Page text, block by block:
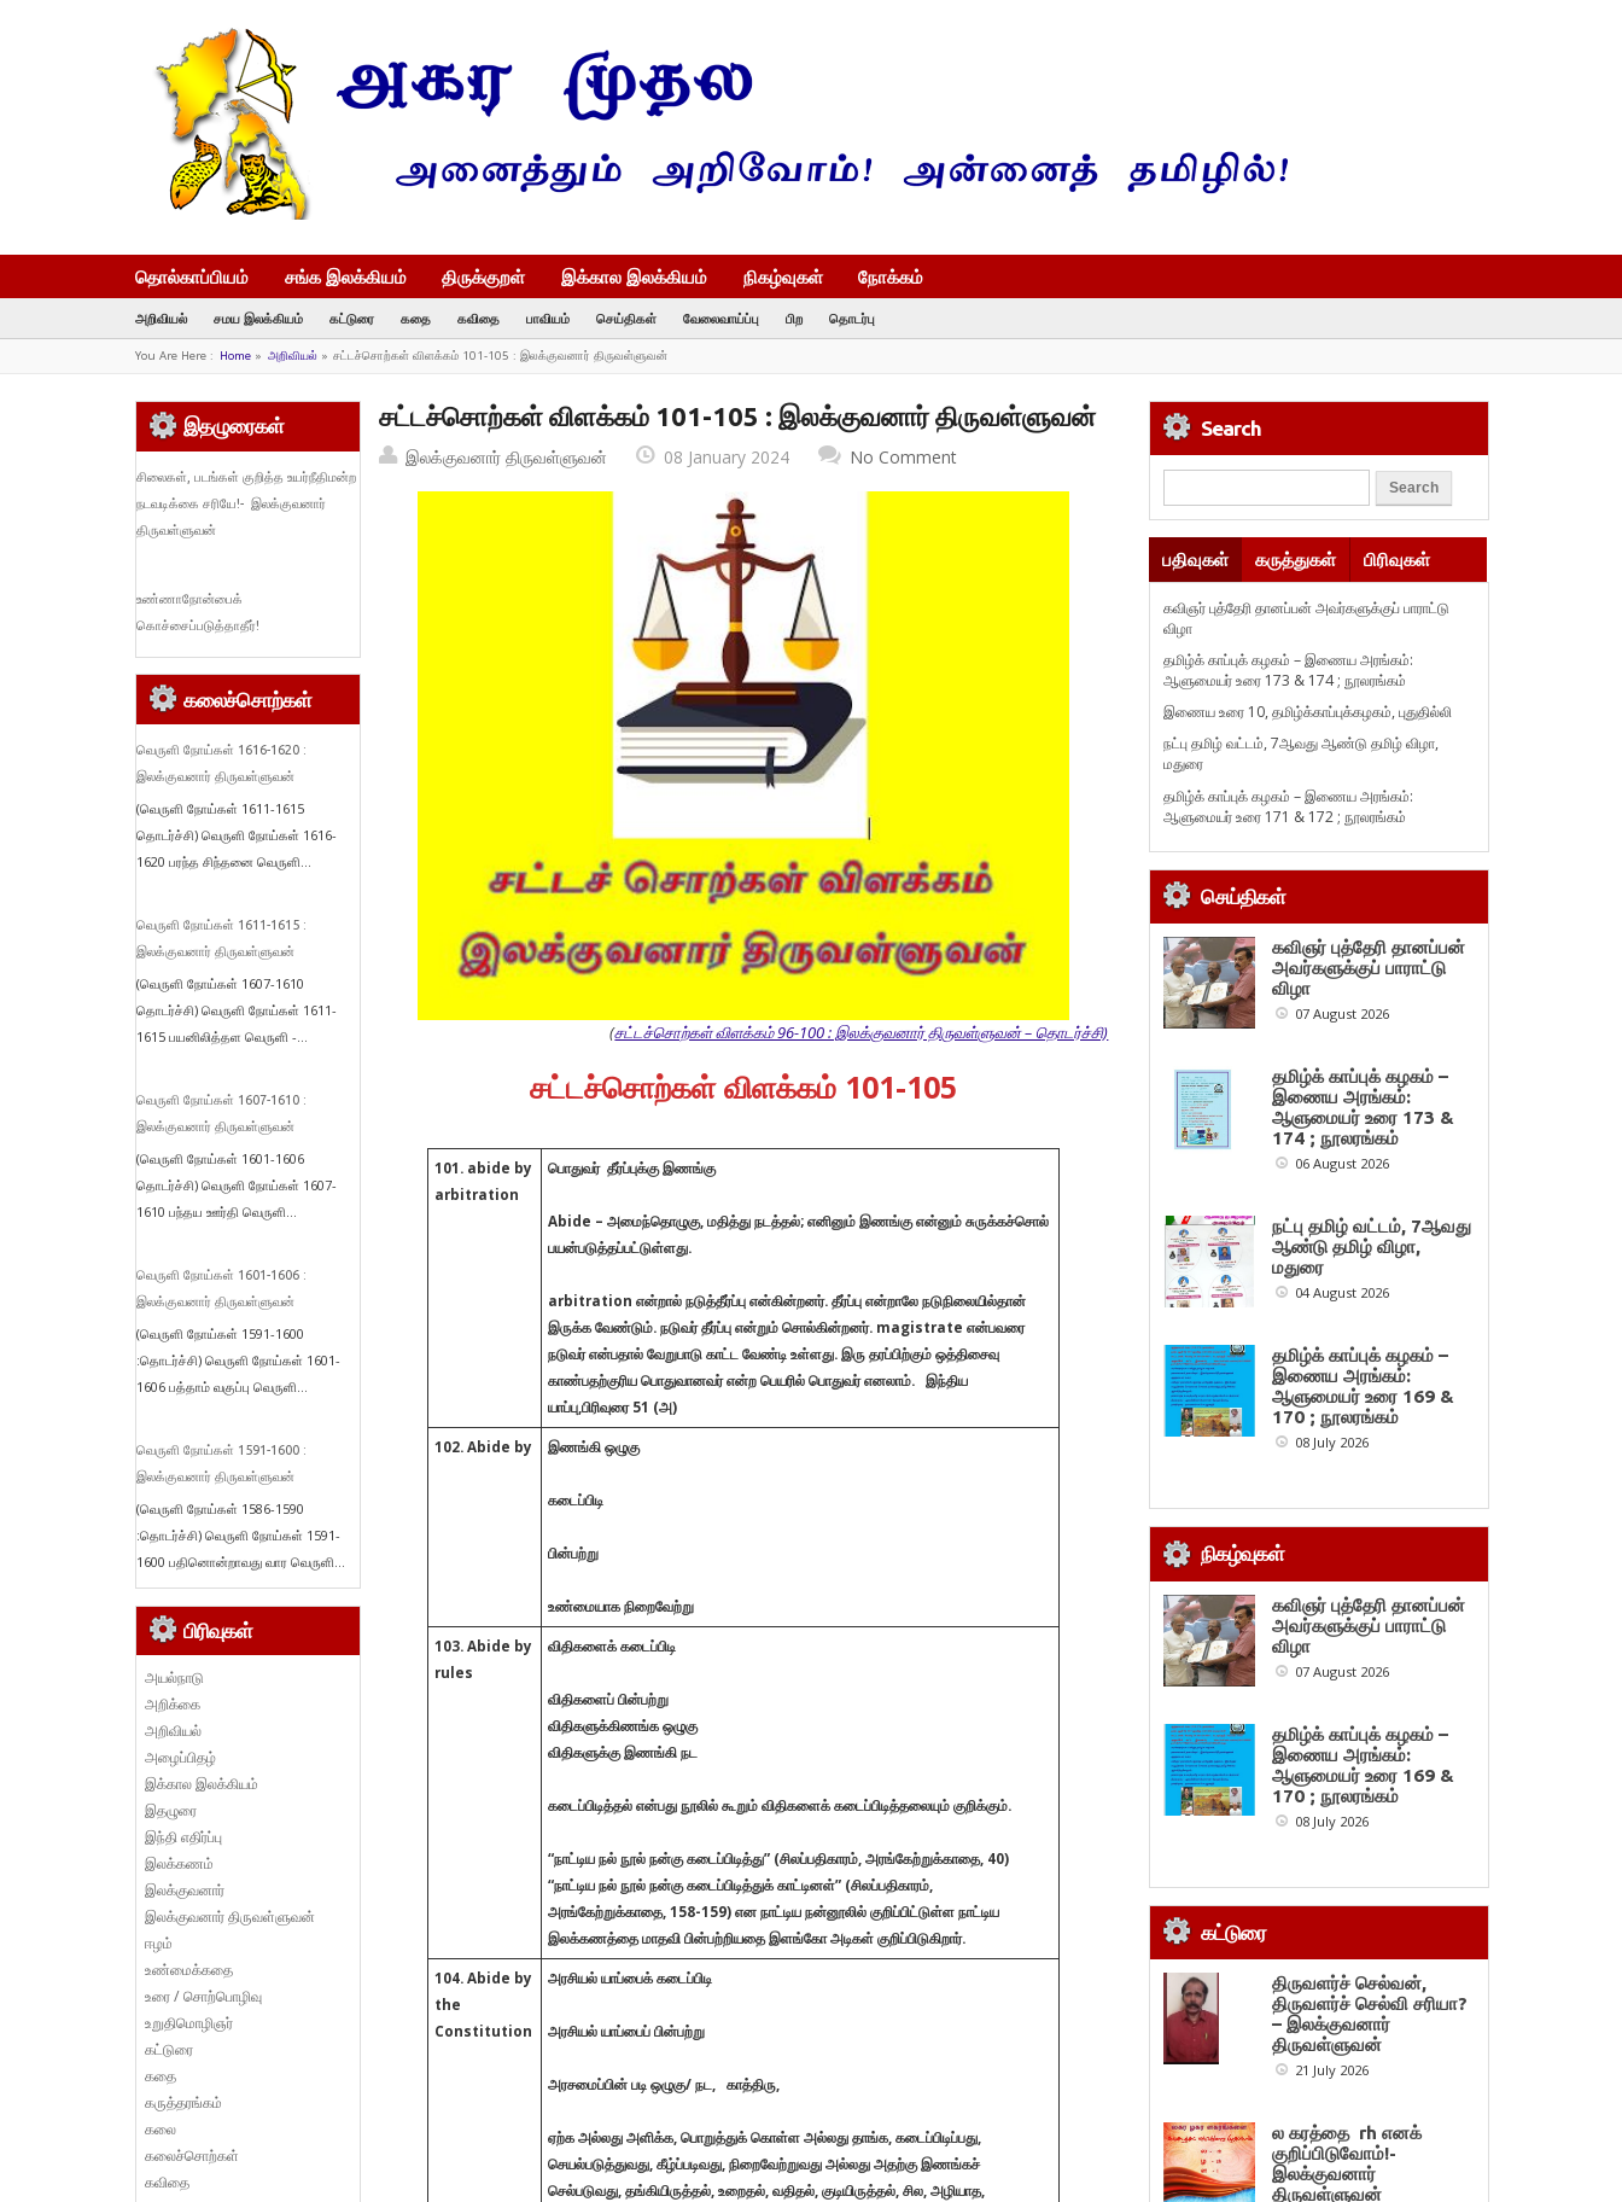
தொல்காப்பியம் சங்க இலக்கியம் திருக்குறள் இக்கால இலக்கியம் நிகழ்வுகள் நோக்கம்
அறிவியல் சமய இலக்கியம் கட்டுரை கதை கவிதை பாவியம் செய்திகள் வேலைவாய்ப்பு பிற தொடர்பு
You Are Here : Home» அறிவியல்» சட்டச்சொற்கள் விளக்கம் 101-105 : இலக்குவனார் திருவள்ளுவன்
சட்டச்சொற்கள் விளக்கம் 101-105 : இலக்குவனார் திருவள்ளுவன்
இலக்குவனார் திருவள்ளுவன் 08 January 2024 No Comment
(சட்டச்சொற்கள் விளக்கம் 96-100 : இலக்குவனார் திருவள்ளுவன் – தொடர்ச்சி)
சட்டச்சொற்கள் விளக்கம் 101-105
101. abide by
arbitration
பொதுவர் தீர்ப்புக்கு இணங்கு
Abide – அமைந்தொழுகு, மதித்து நடத்தல்; எனினும் இணங்கு என்னும் சுருக்கச்சொல்
பயன்படுத்தப்பட்டுள்ளது.
arbitration என்றால் நடுத்தீர்ப்பு என்கின்றனர். தீர்ப்பு என்றாலே நடுநிலையில்தான்
இருக்க வேண்டும். நடுவர் தீர்ப்பு என்றும் சொல்கின்றனர். magistrate என்பவரை
நடுவர் என்பதால் வேறுபாடு காட்ட வேண்டி உள்ளது. இரு தரப்பிற்கும் ஒத்திசைவு
காண்பதற்குரிய பொதுவானவர் என்ற பெயரில் பொதுவர் எனலாம். இந்திய
யாப்பு,பிரிவுரை 51 (அ)
102. Abide by இணங்கி ஒழுகு
கடைப்பிடி
பின்பற்று
உண்மையாக நிறைவேற்று
103. Abide by
rules
விதிகளைக் கடைப்பிடி
விதிகளைப் பின்பற்று
விதிகளுக்கிணங்க ஒழுகு
விதிகளுக்கு இணங்கி நட
கடைப்பிடித்தல் என்பது நூலில் கூறும் விதிகளைக் கடைப்பிடித்தலையும் குறிக்கும்.
“நாட்டிய நல் நூல் நன்கு கடைப்பிடித்து” (சிலப்பதிகாரம், அரங்கேற்றுக்காதை, 40)
“நாட்டிய நல் நூல் நன்கு கடைப்பிடித்துக் காட்டினள்” (சிலப்பதிகாரம்,
அரங்கேற்றுக்காதை, 158-159) என நாட்டிய நன்னூலில் குறிப்பிட்டுள்ள நாட்டிய
இலக்கணத்தை மாதவி பின்பற்றியதை இளங்கோ அடிகள் குறிப்பிடுகிறார்.
104. Abide by
the
Constitution
அரசியல் யாப்பைக் கடைப்பிடி
அரசியல் யாப்பைப் பின்பற்று
அரசமைப்‌பின்‌ படி ஒழுகு/ நட, காத்திரு,
ஏற்க அல்லது அளிக்க, பொறுத்துக் கொள்ள அல்லது தாங்க, கடைப்பிடிப்பது,
செயல்படுத்துவது, கீழ்ப்படிவது, நிறைவேற்றுவது அல்லது அதற்கு இணங்கச்
செல்படுவது, தங்கியிருத்தல், உறைதல், வதிதல், குடியிருத்தல், சில, அழியாத,
இதழுரைகள்
சிலைகள், படங்கள் குறித்த உயர்நீதிமன்ற
நடவடிக்கை சரியே!- இலக்குவனார்
திருவள்ளுவன்
உண்ணாநோன்பைக்
கொச்சைப்படுத்தாதீர்!
கலைச்சொற்கள்
வெருளி நோய்கள் 1616-1620 :
இலக்குவனார் திருவள்ளுவன்
(வெருளி நோய்கள் 1611-1615
தொடர்ச்சி) வெருளி நோய்கள் 1616-
1620 பரந்த சிந்தனை வெருளி...
வெருளி நோய்கள் 1611-1615 :
இலக்குவனார் திருவள்ளுவன்
(வெருளி நோய்கள் 1607-1610
தொடர்ச்சி) வெருளி நோய்கள் 1611-
1615 பயனிலித்தள வெருளி -...
வெருளி நோய்கள் 1607-1610 :
இலக்குவனார் திருவள்ளுவன்
(வெருளி நோய்கள் 1601-1606
தொடர்ச்சி) வெருளி நோய்கள் 1607-
1610 பந்தய ஊர்தி வெருளி...
வெருளி நோய்கள் 1601-1606 :
இலக்குவனார் திருவள்ளுவன்
(வெருளி நோய்கள் 1591-1600
:தொடர்ச்சி) வெருளி நோய்கள் 1601-
1606 பத்தாம் வகுப்பு வெருளி...
வெருளி நோய்கள் 1591-1600 :
இலக்குவனார் திருவள்ளுவன்
(வெருளி நோய்கள் 1586-1590
:தொடர்ச்சி) வெருளி நோய்கள் 1591-
1600 பதினொன்றாவது வார வெருளி...
பிரிவுகள்
அயல்நாடு
அறிக்கை
அறிவியல்
அழைப்பிதழ்
இக்கால இலக்கியம்
இதழுரை
இந்தி எதிர்ப்பு
இலக்கணம்
இலக்குவனார்
இலக்குவனார் திருவள்ளுவன்
ஈழம்
உண்மைக்கதை
உரை / சொற்பொழிவு
உறுதிமொழிஞர்
கட்டுரை
கதை
கருத்தரங்கம்
கலை
கலைச்சொற்கள்
கவிதை
Search
பதிவுகள் கருத்துகள் பிரிவுகள்
கவிஞர் புத்தேரி தானப்பன் அவர்களுக்குப் பாராட்டு
விழா
தமிழ்க் காப்புக் கழகம் – இணைய அரங்கம்:
ஆளுமையர் உரை 173 & 174 ; நூலரங்கம்
இணைய உரை 10, தமிழ்க்காப்புக்கழகம், புதுதில்லி
நட்பு தமிழ் வட்டம், 7ஆவது ஆண்டு தமிழ் விழா,
மதுரை
தமிழ்க் காப்புக் கழகம் – இணைய அரங்கம்:
ஆளுமையர் உரை 171 & 172 ; நூலரங்கம்
செய்திகள்
கவிஞர் புத்தேரி தானப்பன்
அவர்களுக்குப் பாராட்டு
விழா
07 August 2026
தமிழ்க் காப்புக் கழகம் –
இணைய அரங்கம்:
ஆளுமையர் உரை 173 &
174 ; நூலரங்கம்
06 August 2026
நட்பு தமிழ் வட்டம், 7ஆவது
ஆண்டு தமிழ் விழா,
மதுரை
04 August 2026
தமிழ்க் காப்புக் கழகம் –
இணைய அரங்கம்:
ஆளுமையர் உரை 169 &
170 ; நூலரங்கம்
08 July 2026
நிகழ்வுகள்
கவிஞர் புத்தேரி தானப்பன்
அவர்களுக்குப் பாராட்டு
விழா
07 August 2026
தமிழ்க் காப்புக் கழகம் –
இணைய அரங்கம்:
ஆளுமையர் உரை 169 &
170 ; நூலரங்கம்
08 July 2026
கட்டுரை
திருவளர்ச் செல்வன்,
திருவளர்ச் செல்வி சரியா?
– இலக்குவனார்
திருவள்ளுவன்
21 July 2026
ல கரத்தை rh எனக்
குறிப்பிடுவோம்!-
இலக்குவனார்
திருவள்ளுவன்